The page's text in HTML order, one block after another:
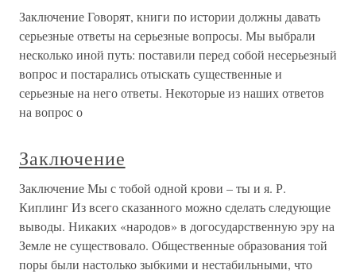
Заключение Говорят, книги по истории должны давать
серьезные ответы на серьезные вопросы. Мы выбрали
несколько иной путь: поставили перед собой несерьезный
вопрос и постарались отыскать существенные и
серьезные на него ответы. Некоторые из наших ответов
на вопрос о
Заключение
Заключение Мы с тобой одной крови – ты и я. Р.
Киплинг Из всего сказанного можно сделать следующие
выводы. Никаких «народов» в догосударственную эру на
Земле не существовало. Общественные образования той
поры были настолько зыбкими и нестабильными, что